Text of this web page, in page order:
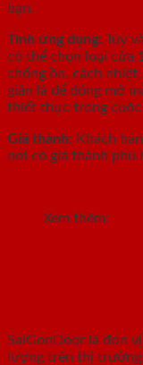
bạn.
Tính ứng dụng: Tùy
có thể chọn loại cửa
chống ồn, cách
giản là để đóng mở
thiết thực trong cuộc
Giá thành: Khách
nơi có giá thành phù
Xem thêm:
SaiGonDoor là đơn
lượng trên thị